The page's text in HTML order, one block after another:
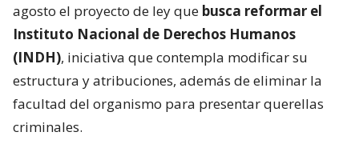
agosto el proyecto de ley que busca reformar el
Instituto Nacional de Derechos Humanos
(INDH), iniciativa que contempla modificar su
estructura y atribuciones, además de eliminar la
facultad del organismo para presentar querellas
criminales.